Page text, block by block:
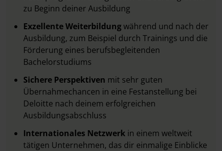
zu Beginn deiner Ausbildung
Exzellente Weiterbildungwährend und nach der
Ausbildung, zum Beispiel durch Trainings und die
Förderung eines berufsbegleitenden
Bachelorstudiums
Sichere Perspektiven mit sehr guten
Übernahmechancen in eine Festanstellung bei
Deloitte nach deinem erfolgreichen
Ausbildungsabschluss
Internationales Netzwerk in einem weltweit
tätigen Unternehmen, das dir einmalige Einblicke